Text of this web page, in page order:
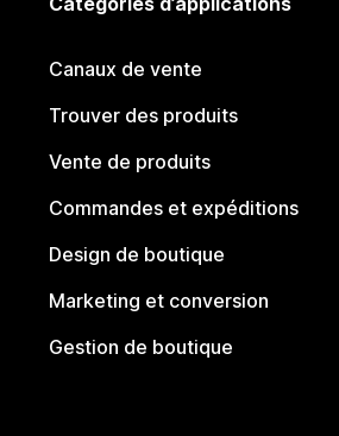
Canaux de vente
Trouver des produits
Vente de produits
Commandes et expéditions
Design de boutique
Marketing et conversion
Gestion de boutique